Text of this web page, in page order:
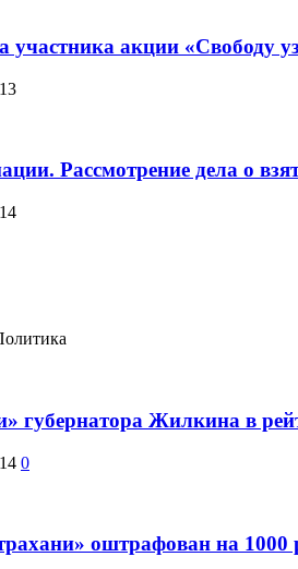
участника акции «Свободу
Рассмотрение дела о
губернатора Жилкина в
0
оштрафован на 1000